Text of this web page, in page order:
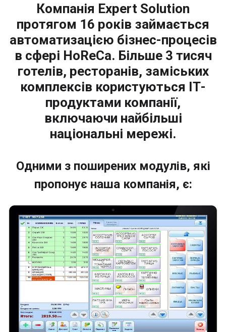
Компанія Expert Solution
протягом 16 років займається
автоматизацією бізнес-процесів
в сфері HoReCa. Більше 3 тисяч
готелів, ресторанів, заміських
комплексів користуються ІТ-
продуктами компанії,
включаючи найбільші
національні мережі.
Одними з поширених модулів, які
пропонує наша компанія, є: